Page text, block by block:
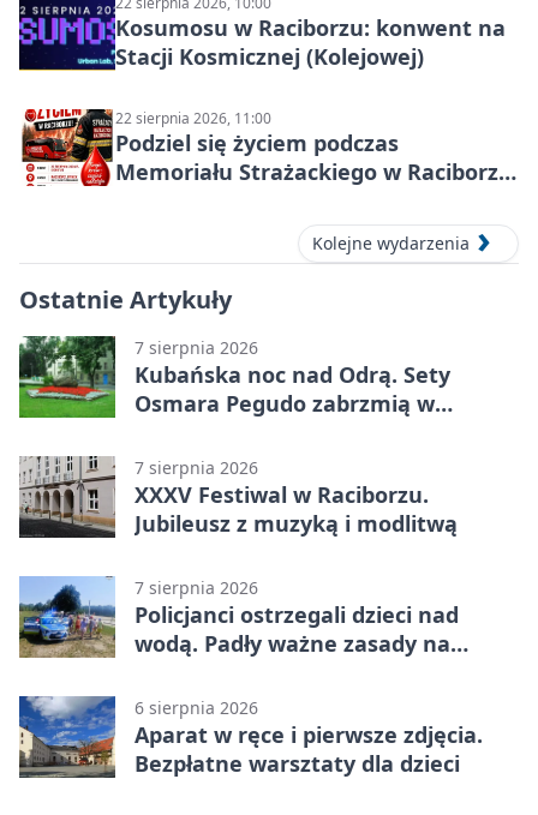
Kosumosu w Raciborzu: konwent na
Stacji Kosmicznej (Kolejowej)
22 sierpnia 2026, 11:00
Podziel się życiem podczas
Memoriału Strażackiego w Raciborzu
Kolejne wydarzenia
Ostatnie Artykuły
7 sierpnia 2026
Kubańska noc nad Odrą. Sety
Osmara Pegudo zabrzmią w
7 sierpnia 2026
XXXV Festiwal w Raciborzu.
Jubileusz z muzyką i modlitwą
7 sierpnia 2026
Policjanci ostrzegali dzieci nad
wodą. Padły ważne zasady na
6 sierpnia 2026
Aparat w ręce i pierwsze zdjęcia.
Bezpłatne warsztaty dla dzieci